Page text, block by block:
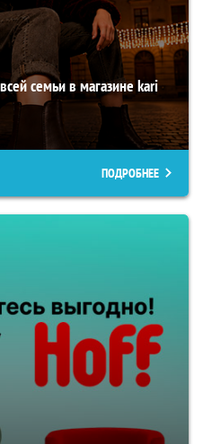
семьи в магазине kari
ПОДРОБНЕЕ